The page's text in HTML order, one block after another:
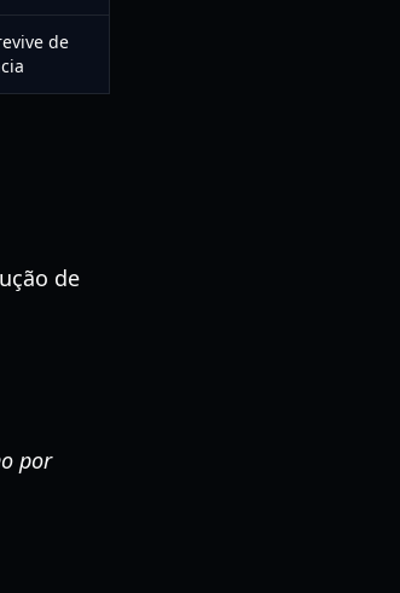
de
de
por